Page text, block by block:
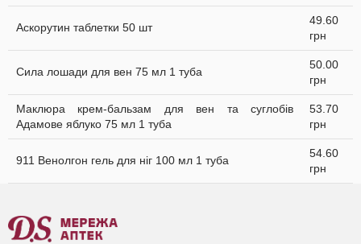
Аскорутин таблетки 50 шт
49.60
грн
Сила лошади для вен 75 мл 1 туба
50.00
грн
Маклюра крем-бальзам для вен та суглобів
Адамове яблуко 75 мл 1 туба
53.70
грн
911 Венолгон гель для ніг 100 мл 1 туба
54.60
грн